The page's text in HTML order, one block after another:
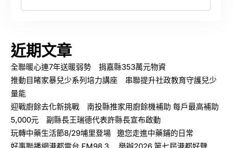
近期文章
全聯暖心連7年送暖弱勢 捐嘉縣353萬元物資
推動目睹家暴兒少系列培力講座 串聯提升社政教育守護兒少
量能
迎戰廚餘去化新挑戰 南投縣推家用廚餘機補助 每戶最高補助
5,000元 副縣長王瑞德代表許縣長宣布啟動
玩轉中藥生活節8/29埔里登場 邀您走進中藥鋪的日常